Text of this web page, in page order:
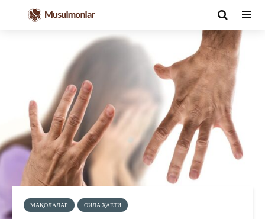
МАҚОЛАЛАР ОИЛА ҲАЁТИ